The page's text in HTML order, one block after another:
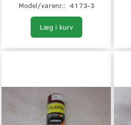
Model/varenr.: 4173-3
Læg i kurv